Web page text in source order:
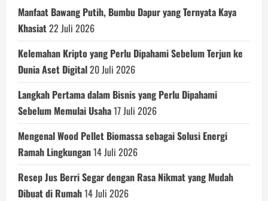
Manfaat Bawang Putih, Bumbu Dapur yang Ternyata Kaya
Khasiat22 Juli 2026
Kelemahan Kripto yang Perlu Dipahami Sebelum Terjun ke
Dunia Aset Digital20 Juli 2026
Langkah Pertama dalam Bisnis yang Perlu Dipahami
Sebelum Memulai Usaha17 Juli 2026
Mengenal Wood Pellet Biomassa sebagai Solusi Energi
Ramah Lingkungan14 Juli 2026
Resep Jus Berri Segar dengan Rasa Nikmat yang Mudah
Dibuat di Rumah14 Juli 2026